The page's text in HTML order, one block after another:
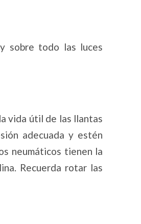
sobre todo las luces
vida útil de las llantas
adecuada y estén
neumáticos tienen la
Recuerda rotar las